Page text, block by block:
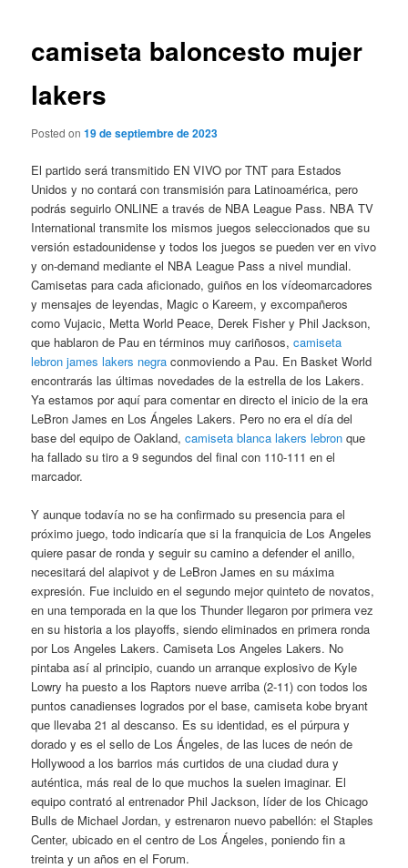
camiseta baloncesto mujer
lakers
Posted on19 de septiembre de 2023
El partido será transmitido EN VIVO por TNT para Estados
Unidos y no contará con transmisión para Latinoamérica, pero
podrás seguirlo ONLINE a través de NBA League Pass. NBA TV
International transmite los mismos juegos seleccionados que su
versión estadounidense y todos los juegos se pueden ver en vivo
y on-demand mediante el NBA League Pass a nivel mundial.
Camisetas para cada aficionado, guiños en los vídeomarcadores
y mensajes de leyendas, Magic o Kareem, y excompañeros
como Vujacic, Metta World Peace, Derek Fisher y Phil Jackson,
que hablaron de Pau en términos muy cariñosos,camiseta
lebron james lakers negra conmoviendo a Pau. En Basket World
encontrarás las últimas novedades de la estrella de los Lakers.
Ya estamos por aquí para comentar en directo el inicio de la era
LeBron James en Los Ángeles Lakers. Pero no era el día del
base del equipo de Oakland,camiseta blanca lakers lebron que
ha fallado su tiro a 9 segundos del final con 110-111 en el
marcador.
Y aunque todavía no se ha confirmado su presencia para el
próximo juego, todo indicaría que si la franquicia de Los Angeles
quiere pasar de ronda y seguir su camino a defender el anillo,
necesitará del alapivot y de LeBron James en su máxima
expresión. Fue incluido en el segundo mejor quinteto de novatos,
en una temporada en la que los Thunder llegaron por primera vez
en su historia a los playoffs, siendo eliminados en primera ronda
por Los Angeles Lakers. Camiseta Los Angeles Lakers. No
pintaba así al principio, cuando un arranque explosivo de Kyle
Lowry ha puesto a los Raptors nueve arriba (2-11) con todos los
puntos canadienses logrados por el base, camiseta kobe bryant
que llevaba 21 al descanso. Es su identidad, es el púrpura y
dorado y es el sello de Los Ángeles, de las luces de neón de
Hollywood a los barrios más curtidos de una ciudad dura y
auténtica, más real de lo que muchos la suelen imaginar. El
equipo contrató al entrenador Phil Jackson, líder de los Chicago
Bulls de Michael Jordan, y estrenaron nuevo pabellón: el Staples
Center, ubicado en el centro de Los Ángeles, poniendo fin a
treinta y un años en el Forum.